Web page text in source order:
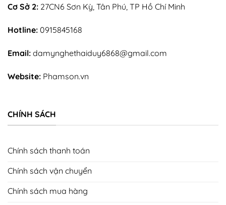
Cơ Sở 2: 27CN6 Sơn Kỳ, Tân Phú, TP Hồ Chí Minh
Hotline: 0915845168
Email: damynghethaiduy6868@gmail.com
Website: Phamson.vn
CHÍNH SÁCH
Chính sách thanh toán
Chính sách vận chuyển
Chính sách mua hàng